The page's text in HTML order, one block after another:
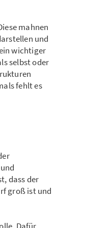
mahnen
und
wichtiger
selbst oder
fehlt es
dass der
groß ist und